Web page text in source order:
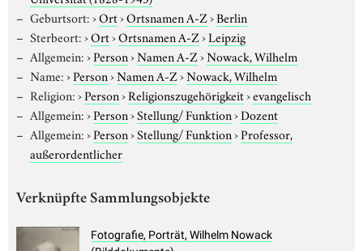
Geburtsort:›Ort›Ortsnamen A-Z›Berlin
Sterbeort:›Ort›Ortsnamen A-Z›Leipzig
Allgemein:›Person›Namen A-Z›Nowack, Wilhelm
Name:›Person›Namen A-Z›Nowack, Wilhelm
Religion:›Person›Religionszugehörigkeit›evangelisch
Allgemein:›Person›Stellung/ Funktion›Dozent
Allgemein:›Person›Stellung/ Funktion›Professor,
außerordentlicher
Verknüpfte Sammlungsobjekte
Fotografie, Porträt, Wilhelm Nowack